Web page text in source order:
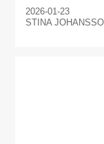
2026-01-23
STINA